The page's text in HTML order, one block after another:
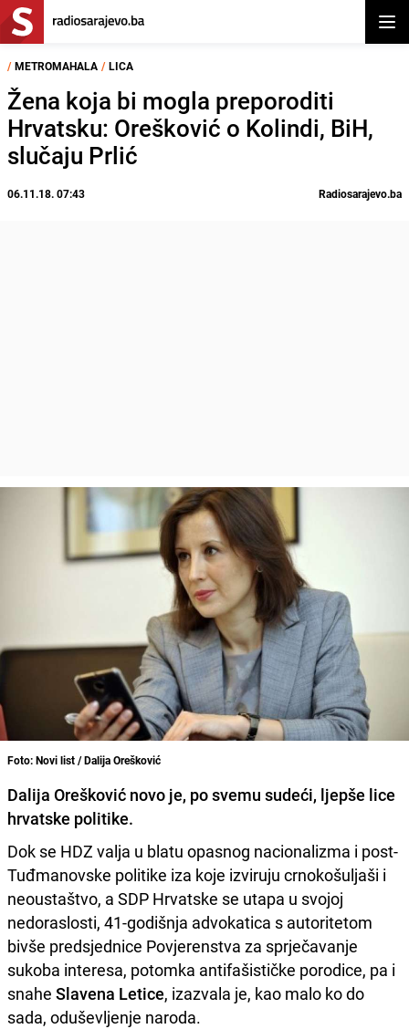
/ METROMAHALA / LICA
Žena koja bi mogla preporoditi
Hrvatsku: Orešković o Kolindi, BiH,
slučaju Prlić
06.11.18. 07:43 Radiosarajevo.ba
Foto: Novi list / Dalija Orešković
Dalija Orešković novo je, po svemu sudeći, ljepše lice
hrvatske politike.
Dok se HDZ valja u blatu opasnog nacionalizma i post-
Tuđmanovske politike iza koje izviruju crnokošuljaši i
neoustaštvo, a SDP Hrvatske se utapa u svojoj
nedoraslosti, 41-godišnja advokatica s autoritetom
bivše predsjednice Povjerenstva za sprječavanje
sukoba interesa, potomka antifašističke porodice, pa i
snahe Slavena Letice, izazvala je, kao malo ko do
sada, oduševljenje naroda.